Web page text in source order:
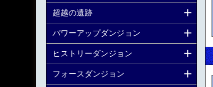
超越の遺跡
パワーアップダンジョン
ヒストリーダンジョン
フォースダンジョン